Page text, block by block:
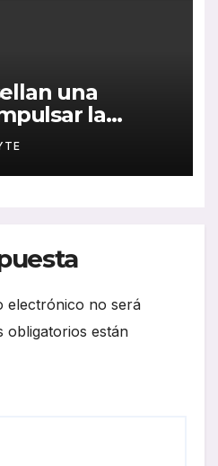
una
la
en las
electrónico no será
obligatorios están